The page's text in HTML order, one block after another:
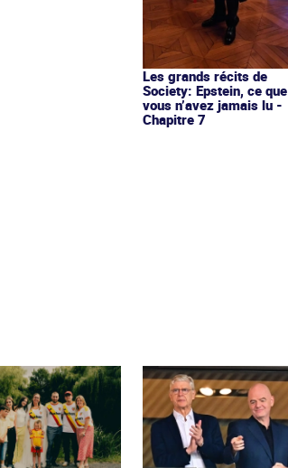
Les grands récits de
Society: Epstein, ce que
vous n’avez jamais lu -
Chapitre 7